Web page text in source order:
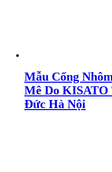
Mẫu Cổng
Mê Do
Đức Hà Nội